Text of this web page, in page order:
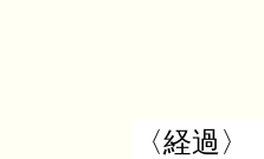
〈経過〉